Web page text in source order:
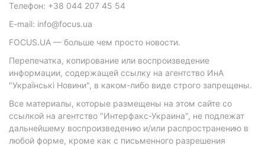
Телефон: +38 044 207 45 54
E-mail: info@focus.ua
FOCUS.UA — больше чем просто новости.
Перепечатка, копирование или воспроизведение
информации, содержащей ссылку на агентство ИнА
"Українські Новини", в каком-либо виде строго запрещены.
Все материалы, которые размещены на этом сайте со
ссылкой на агентство "Интерфакс-Украина", не подлежат
дальнейшему воспроизведению и/или распространению в
любой форме, кроме как с письменного разрешения